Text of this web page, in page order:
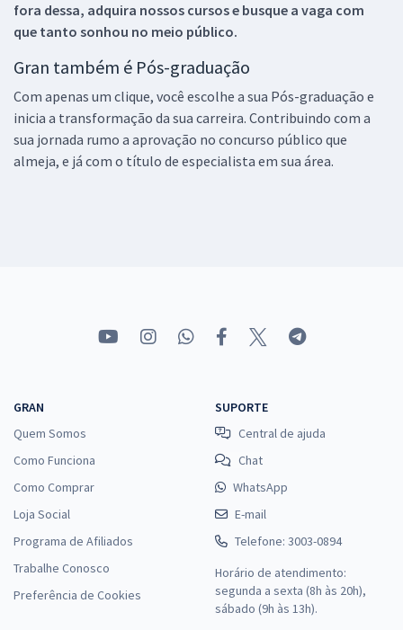
fora dessa, adquira nossos cursos e busque a vaga com
que tanto sonhou no meio público.
Gran também é Pós-graduação
Com apenas um clique, você escolhe a sua Pós-graduação e
inicia a transformação da sua carreira. Contribuindo com a
sua jornada rumo a aprovação no concurso público que
almeja, e já com o título de especialista em sua área.
GRAN
Quem Somos
Como Funciona
Como Comprar
Loja Social
Programa de Afiliados
Trabalhe Conosco
Preferência de Cookies
SUPORTE
Central de ajuda
Chat
WhatsApp
E-mail
Telefone: 3003-0894
Horário de atendimento:
segunda a sexta (8h às 20h),
sábado (9h às 13h).